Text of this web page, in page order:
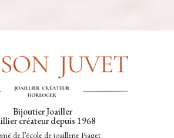
Bijoutier Joailler
créateur depuis 1968
de l’école de joaillerie Piaget